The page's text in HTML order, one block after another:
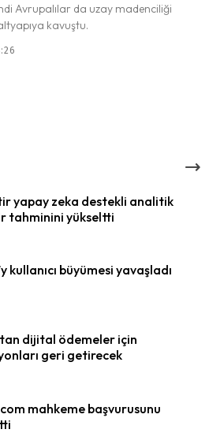
Avrupalılar da uzay madenciliği
kavuştu.
yapay zeka destekli analitik
tahminini yükseltti
kullanıcı büyümesi yavaşladı
dijital ödemeler için
geri getirecek
mahkeme başvurusunu